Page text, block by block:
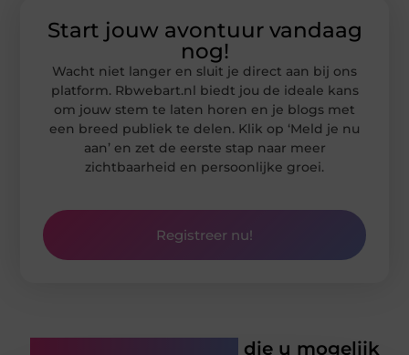
Start jouw avontuur vandaag
nog!
Wacht niet langer en sluit je direct aan bij ons
platform. Rbwebart.nl biedt jou de ideale kans
om jouw stem te laten horen en je blogs met
een breed publiek te delen. Klik op ‘Meld je nu
aan’ en zet de eerste stap naar meer
zichtbaarheid en persoonlijke groei.
Registreer nu!
die u mogelijk